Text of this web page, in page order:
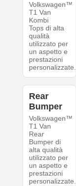
Volkswagen™
T1 Van
Kombi
Tops di alta
qualità
utilizzato per
un aspetto e
prestazioni
personalizzate.
Rear
Bumper
Volkswagen™
T1 Van
Rear
Bumper di
alta qualità
utilizzato per
un aspetto e
prestazioni
personalizzate.